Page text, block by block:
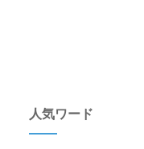
人気ワード